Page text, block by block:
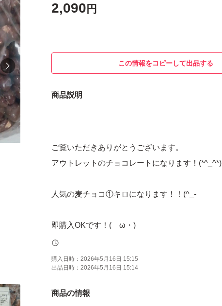
2,090 円
この情報をコピーして出品する
商品説明
ご覧いただきありがとうございます。
アウトレットのチョコレートになります！(*^_^*)
人気の麦チョコ①キロになります！！(^_-
即購入OKです！(ゝω・)
お値下げ不可です。
ご希望商品があれば追加、組み替えいたします！
購入日時： 2026年5月16日 15:15
出品日時： 2026年5月16日 15:14
商品の情報